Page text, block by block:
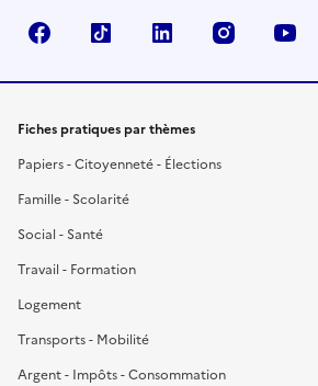
FacebookTikTok LinkedIn Instagram
Fiches pratiques par thèmes
Papiers - Citoyenneté - Élections
Famille - Scolarité
Social - Santé
Travail - Formation
Logement
Transports - Mobilité
Argent - Impôts - Consommation